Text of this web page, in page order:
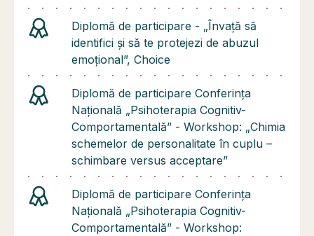
Diplomă de participare - „Învață să
identifici și să te protejezi de abuzul
emoțional”, Choice
Diplomă de participare Conferința
Națională „Psihoterapia Cognitiv-
Comportamentală” - Workshop: „Chimia
schemelor de personalitate în cuplu –
schimbare versus acceptare”
Diplomă de participare Conferința
Națională „Psihoterapia Cognitiv-
Comportamentală” - Workshop: